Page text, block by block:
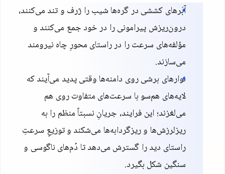
آ‌بَرهای کششی در گره‌ها شیب را ژرف و تند می‌کنند،
درون‌ریزش پیرامونی را در خود جمع می‌کنند و
مؤلفه‌های سرعت را در راستای محورِ چاه نیرومند
می‌سازند.
نوارهای برشی روی دامنه‌ها وقتی پدید می‌آیند که
لایه‌های هم‌سو با سرعت‌های متفاوت روی هم
می‌لغزند؛ این فرایند، جریانِ نسبتاً منظم را به
ریزلرزش‌ها و ریزگردابه‌ها می‌شکند و توزیعِ سرعتِ
راستای دید را گسترش می‌دهد تا دُم‌های ناگوسی و
سنگین شکل بگیرد.